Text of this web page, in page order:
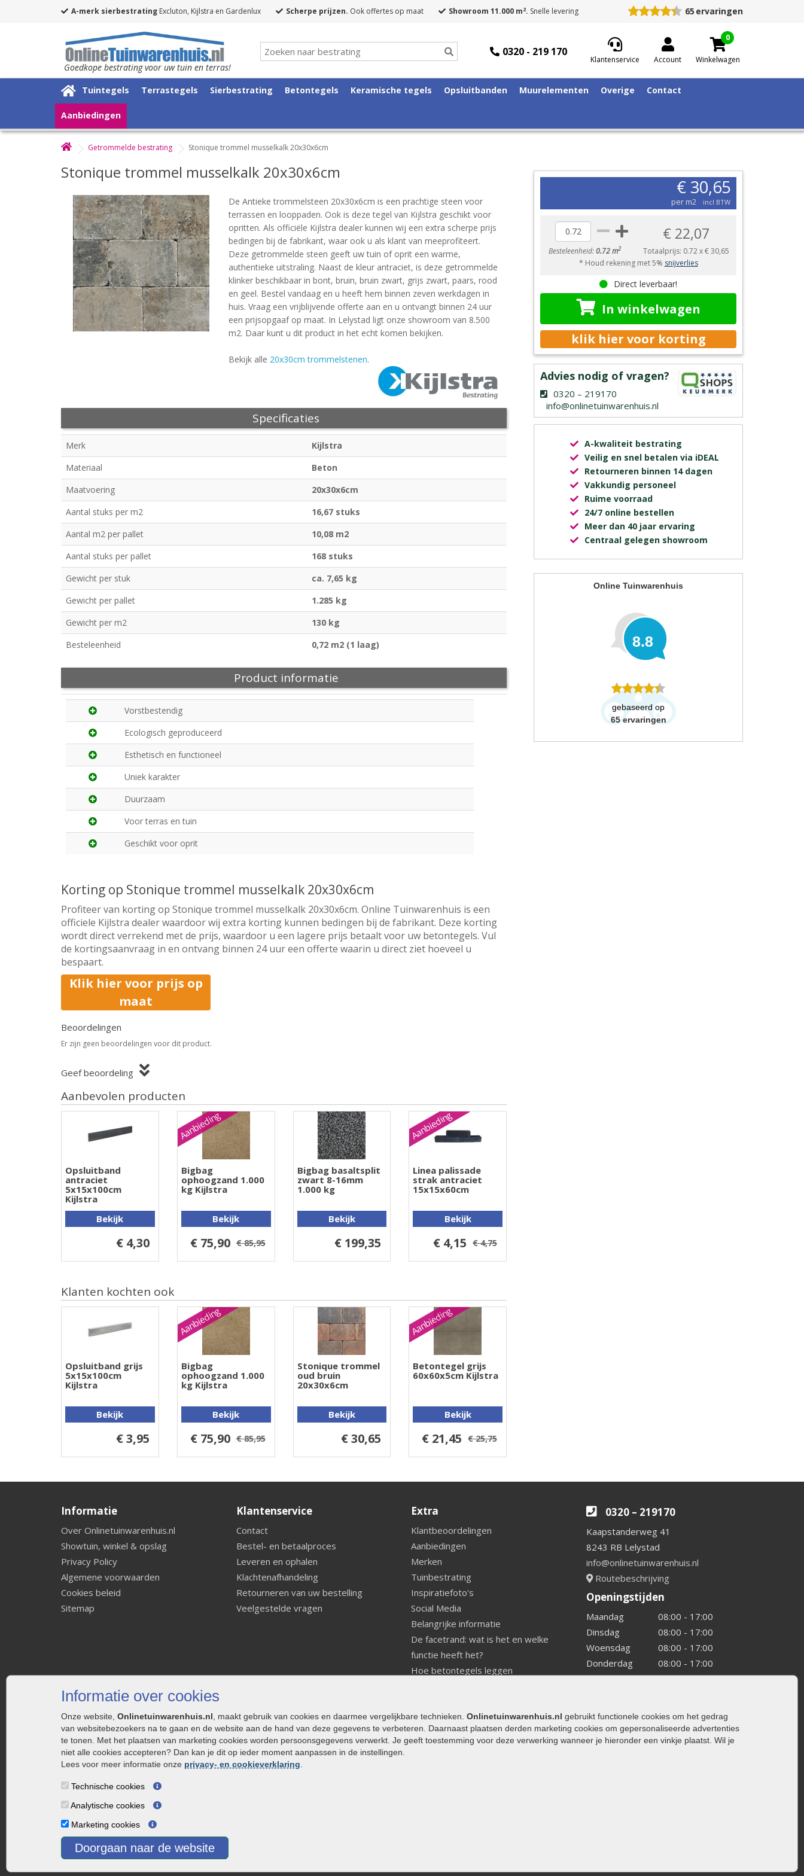
Informatie over cookies
Onze website, Onlinetuinwarenhuis.nl , maakt gebruik van cookies en daarmee vergelijkbare technieken. Onlinetuinwarenhuis.nl gebruikt functionele cookies om het gedrag
van websitebezoekers na te gaan en de website aan de hand van deze gegevens te verbeteren. Daarnaast plaatsen derden marketing cookies om gepersonaliseerde advertenties
te tonen. Met het plaatsen van marketing cookies worden persoonsgegevens verwerkt. Je geeft toestemming voor deze verwerking wanneer je hieronder een vinkje plaatst. Wil je
niet alle cookies accepteren? Dan kan je dit op ieder moment aanpassen in de instellingen.
Lees voor meer informatie onze privacy- en cookieverklaring
Technische cookies
Analytische cookies
Marketing cookies
Doorgaan naar de website
A-merk sierbestrating Excluton, Kijlstra en Gardenlux Scherpe prijzen. Ook offertes op maat Showroom 11.000 m2. Snelle levering 65 ervaringen
Goedkope bestrating voor uw tuin en terras!
0320 - 219 170
Klantenservice Account
0
Winkelwagen
Tuintegels Terrastegels Sierbestrating Betontegels Keramische tegels Opsluitbanden Muurelementen Overige Contact
Aanbiedingen
Getrommelde bestrating Stonique trommel musselkalk 20x30x6cm
Stonique trommel musselkalk 20x30x6cm
De Antieke trommelsteen 20x30x6cm is een prachtige steen voor
terrassen en looppaden. Ook is deze tegel van Kijlstra geschikt voor
opritten. Als officiële Kijlstra dealer kunnen wij een extra scherpe prijs
bedingen bij de fabrikant, waar ook u als klant van meeprofiteert.
Deze getrommelde steen geeft uw tuin of oprit een warme,
authentieke uitstraling. Naast de kleur antraciet, is deze getrommelde
klinker beschikbaar in bont, bruin, bruin zwart, grijs zwart, paars, rood
en geel. Bestel vandaag en u heeft hem binnen zeven werkdagen in
huis. Vraag een vrijblijvende offerte aan en u ontvangt binnen 24 uur
een prijsopgaaf op maat. In Lelystad ligt onze showroom van 8.500
m2. Daar kunt u dit product in het echt komen bekijken.
Bekijk alle 20x30cm trommelstenen.
Specificaties
Merk
Kijlstra
Materiaal
Beton
Maatvoering
20x30x6cm
Aantal stuks per m2
16,67 stuks
Aantal m2 per pallet
10,08 m2
Aantal stuks per pallet
168 stuks
Gewicht per stuk
ca. 7,65 kg
Gewicht per pallet
1.285 kg
Gewicht per m2
130 kg
Besteleenheid
0,72 m2 (1 laag)
Product informatie
Vorstbestendig
Ecologisch geproduceerd
Esthetisch en functioneel
Uniek karakter
Duurzaam
Voor terras en tuin
Geschikt voor oprit
Korting op Stonique trommel musselkalk 20x30x6cm
Profiteer van korting op Stonique trommel musselkalk 20x30x6cm. Online Tuinwarenhuis is een
officiele Kijlstra dealer waardoor wij extra korting kunnen bedingen bij de fabrikant. Deze korting
wordt direct verrekend met de prijs, waardoor u een lagere prijs betaalt voor uw betontegels. Vul
de kortingsaanvraag in en ontvang binnen 24 uur een offerte waarin u direct ziet hoeveel u
bespaart.
Klik hier voor prijs op
maat
Beoordelingen
Er zijn geen beoordelingen voor dit product.
Geef beoordeling
Aanbevolen producten
Opsluitband
antraciet
5x15x100cm
Kijlstra
Bekijk
€ 4,30
Aanbieding
Bigbag
ophoogzand 1.000
kg Kijlstra
Bekijk
€ 75,90 € 85,95
Bigbag basaltsplit
zwart 8-16mm
1.000 kg
Bekijk
€ 199,35
Aanbieding
Linea palissade
strak antraciet
15x15x60cm
Bekijk
€ 4,15 € 4,75
Klanten kochten ook
Opsluitband grijs
5x15x100cm
Kijlstra
Bekijk
€ 3,95
Aanbieding
Bigbag
ophoogzand 1.000
kg Kijlstra
Bekijk
€ 75,90 € 85,95
Stonique trommel
oud bruin
20x30x6cm
Bekijk
€ 30,65
Aanbieding
Betontegel grijs
60x60x5cm Kijlstra
Bekijk
€ 21,45 € 25,75
€ 30,65
per m2 incl BTW
Besteleenheid:0.72 m2
€ 22,07
Totaalprijs: 0.72x€ 30,65
* Houd rekening met 5% snijverlies
Direct leverbaar!
In winkelwagen
klik hier voor korting
Advies nodig of vragen?
0320 – 219170
info@onlinetuinwarenhuis.nl
A-kwaliteit bestrating
Veilig en snel betalen via iDEAL
Retourneren binnen 14 dagen
Vakkundig personeel
Ruime voorraad
24/7 online bestellen
Meer dan 40 jaar ervaring
Centraal gelegen showroom
Online Tuinwarenhuis
8.8
gebaseerd op
65 ervaringen
Informatie
Over Onlinetuinwarenhuis.nl
Showtuin, winkel & opslag
Privacy Policy
Algemene voorwaarden
Cookies beleid
Sitemap
Klantenservice
Contact
Bestel- en betaalproces
Leveren en ophalen
Klachtenafhandeling
Retourneren van uw bestelling
Veelgestelde vragen
Extra
Klantbeoordelingen
Aanbiedingen
Merken
Tuinbestrating
Inspiratiefoto's
Social Media
Belangrijke informatie
De facetrand: wat is het en welke
functie heeft het?
Hoe betontegels leggen
Welke tuinstijl past bij mij
Strakke tuin inrichten
Legverbanden gebakken bestrating
0320 – 219170
Kaapstanderweg 41
8243 RB Lelystad
info@onlinetuinwarenhuis.nl
Routebeschrijving
Openingstijden
Maandag
08:00 - 17:00
Dinsdag
08:00 - 17:00
Woensdag
08:00 - 17:00
Donderdag
08:00 - 17:00
Vrijdag
08:00 - 17:00